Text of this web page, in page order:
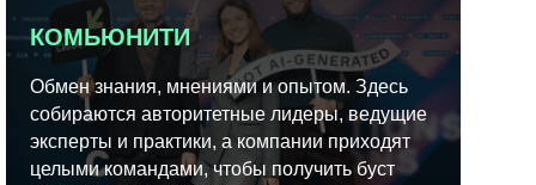
КОМЬЮНИТИ
Обмен знания, мнениями и опытом. Здесь
собираются авторитетные лидеры, ведущие
эксперты и практики, а компании приходят
целыми командами, чтобы получить буст